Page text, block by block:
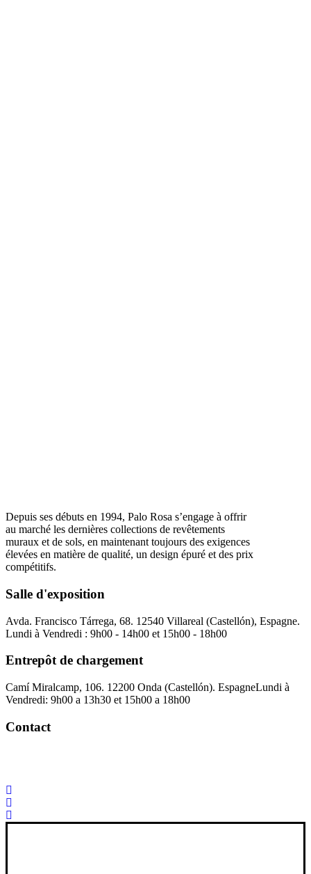
Depuis ses débuts en 1994, Palo Rosa s’engage à offrir
au marché les dernières collections de revêtements
muraux et de sols, en maintenant toujours des exigences
élevées en matière de qualité, un design épuré et des prix
compétitifs.
Salle d'exposition
Avda. Francisco Tárrega, 68. 12540 Villareal (Castellón), Espagne.
Lundi à Vendredi : 9h00 - 14h00 et 15h00 - 18h00
Entrepôt de chargement
Camí Miralcamp, 106. 12200 Onda (Castellón). EspagneLundi à
Vendredi: 9h00 a 13h30 et 15h00 a 18h00
Contact